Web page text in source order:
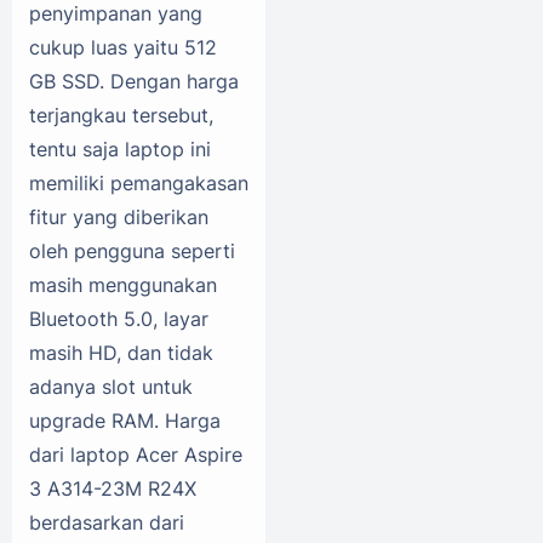
penyimpanan yang
cukup luas yaitu 512
GB SSD. Dengan harga
terjangkau tersebut,
tentu saja laptop ini
memiliki pemangakasan
fitur yang diberikan
oleh pengguna seperti
masih menggunakan
Bluetooth 5.0, layar
masih HD, dan tidak
adanya slot untuk
upgrade RAM. Harga
dari laptop Acer Aspire
3 A314-23M R24X
berdasarkan dari